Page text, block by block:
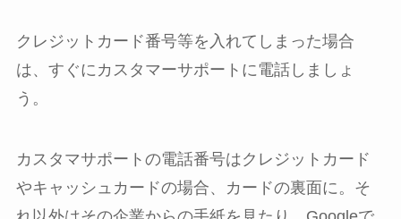
クレジットカード番号等を入れてしまった場合
は、すぐにカスタマーサポートに電話しましょ
う。
カスタマサポートの電話番号はクレジットカード
やキャッシュカードの場合、カードの裏面に。そ